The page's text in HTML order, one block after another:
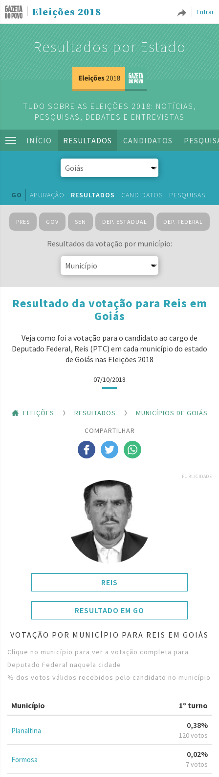
Entrar
Eleições 2018
Resultados por Estado
TUDO SOBRE AS ELEIÇÕES 2018: NOTÍCIAS,
PESQUISAS, DEBATES E ENTREVISTAS
INÍCIO RESULTADOS CANDIDATOS
GO APURAÇÃO RESULTADOS CANDIDATOS PESQUISAS
PRES GOV SEN DEP. ESTADUAL DEP. FEDERAL
Resultados da votação por município:
Resultado da votação para Reis em
Goiás
Veja como foi a votação para o candidato ao cargo de
Deputado Federal, Reis (PTC) em cada município do estado
de Goiás nas Eleições 2018
07/10/2018
ELEIÇÕES RESULTADOS
MUNICÍPIOS DE GOIÁS
COMPARTILHAR
PUBLICIDADE
REIS
RESULTADO EM GO
VOTAÇÃO POR MUNICÍPIO PARA REIS EM GOIÁS
Clique no município para ver a votação completa para
Deputado Federal naquela cidade
% dos votos válidos recebidos pelo candidato no município
Município 1º turno
Planaltina
0,38%
120 votos
Formosa
0,02%
7 votos